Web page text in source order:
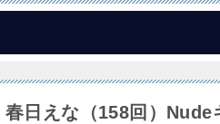
春日えな（158回）Nude